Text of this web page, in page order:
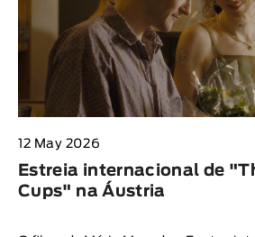
12 May 2026
Estreia internacional de
Cups" na Áustria